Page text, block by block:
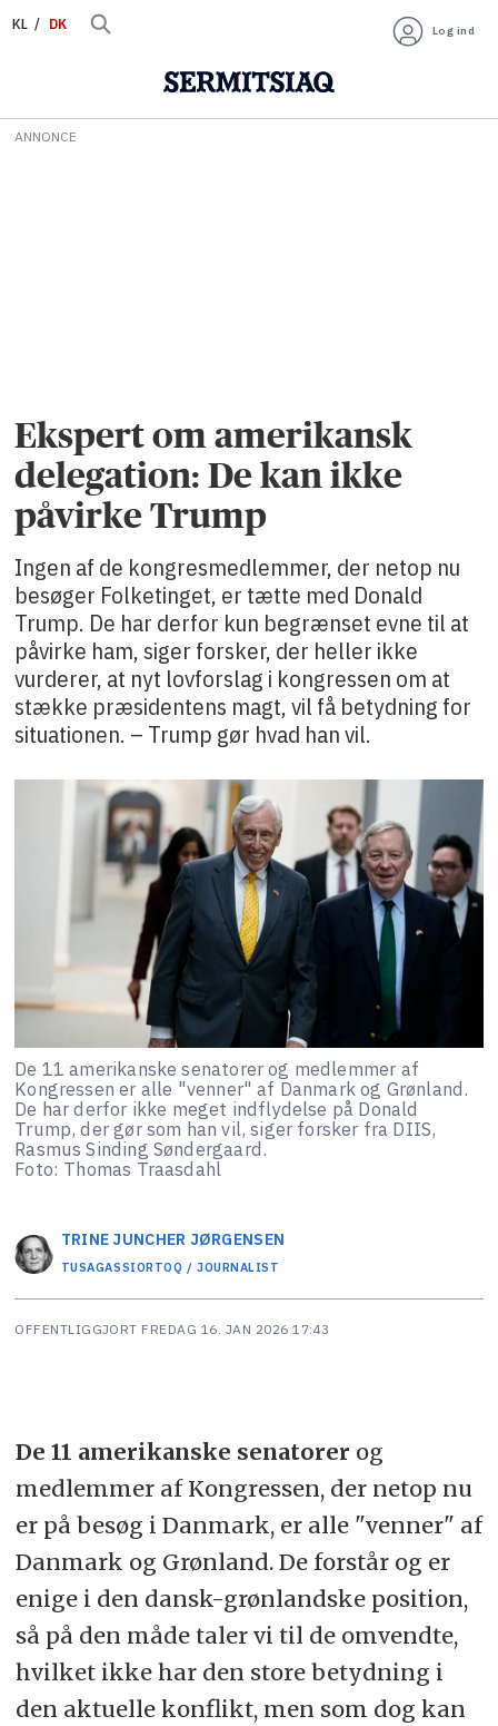
KL DK Log ind
ANNONCE
Ekspert om amerikansk
delegation: De kan ikke
påvirke Trump
Ingen af de kongresmedlemmer, der netop nu
besøger Folketinget, er tætte med Donald
Trump. De har derfor kun begrænset evne til at
påvirke ham, siger forsker, der heller ikke
vurderer, at nyt lovforslag i kongressen om at
stække præsidentens magt, vil få betydning for
situationen. – Trump gør hvad han vil.
De 11 amerikanske senatorer og medlemmer af
Kongressen er alle "venner" af Danmark og Grønland.
De har derfor ikke meget indflydelse på Donald
Trump, der gør som han vil, siger forsker fra DIIS,
Rasmus Sinding Søndergaard.
Foto: Thomas Traasdahl
TRINE JUNCHER JØRGENSEN
TUSAGASSIORTOQ / JOURNALIST
OFFENTLIGGJORT FREDAG 16. JAN 2026 17:43
De 11 amerikanske senatorer og
medlemmer af Kongressen, der netop nu
er på besøg i Danmark, er alle "venner" af
Danmark og Grønland. De forstår og er
enige i den dansk-grønlandske position,
så på den måde taler vi til de omvendte,
hvilket ikke har den store betydning i
den aktuelle konflikt, men som dog kan